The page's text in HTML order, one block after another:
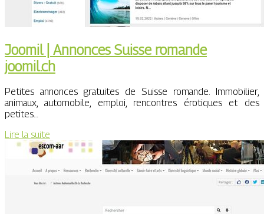
Joomil | Annonces Suisse romande
joomil.ch
Petites annonces gratuites de Suisse romande. Immobilier,
animaux, automobile, emploi, rencontres érotiques et des
petites…
Lire la suite